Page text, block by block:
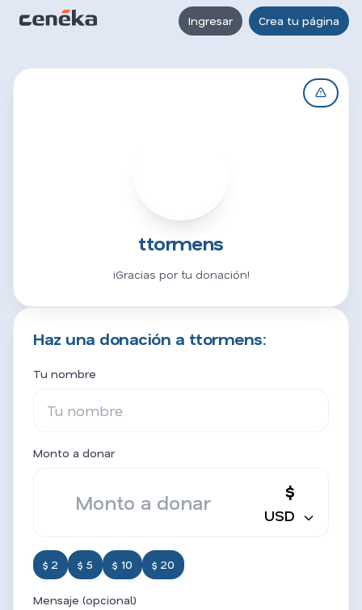
Ingresar Crea tu página
ttormens
¡Gracias por tu donación!
Haz una donación a ttormens:
Tu nombre
Monto a donar
$
USD
$ 2 $ 5 $ 10 $ 20
Mensaje (opcional)